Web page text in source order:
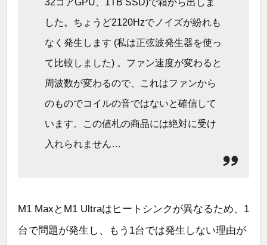
32コアGPU、1TB SSD)で箱から出しま
した。ちょうど2120Hzでノイズが紛れも
なく発生します (私は正弦波発生器を使っ
て比較しました) 。ファン速度が変わると
周波数が変わるので、これはファンから
のものでコイルの音ではないと確信して
います。この値札の商品には絶対に受け
入れられません…
M1 MaxとM1 Ultraはヒートシンクが異なるため、1
台で問題が発生し、もう1台では発生しない理由が